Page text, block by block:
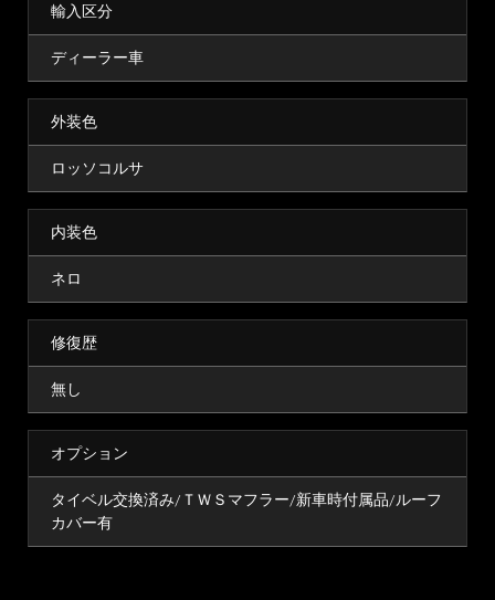
輸入区分
ディーラー車
外装色
ロッソコルサ
内装色
ネロ
修復歴
無し
オプション
タイベル交換済み/ＴＷＳマフラー/新車時付属品/ルーフ
カバー有